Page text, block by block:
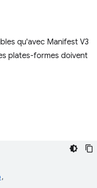
qu'avec Manifest V3
plates-formes doivent
,